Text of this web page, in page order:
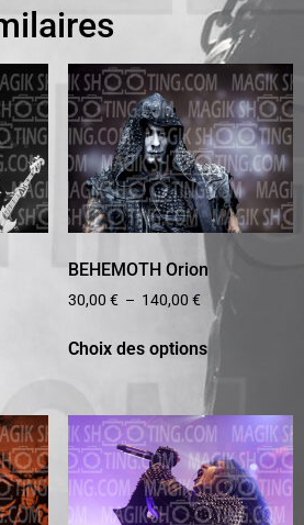
BEHEMOTH Orion
30,00 € – 140,00 €
Choix des options